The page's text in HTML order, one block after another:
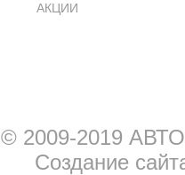
АКЦИИ
© 2009-2019
Создание